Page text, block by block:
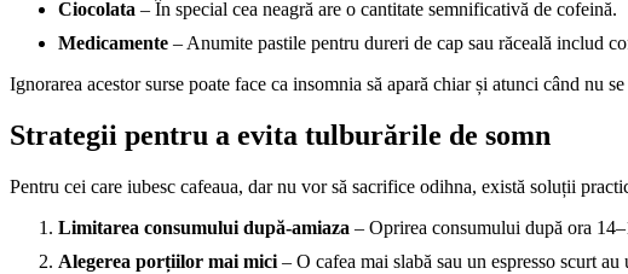
Ciocolata – În special cea neagră are o cantitate semnificativă de cofeină.
Medicamente – Anumite pastile pentru dureri de cap sau răceală includ
Ignorarea acestor surse poate face ca insomnia să apară chiar și atunci când nu
Strategii pentru a evita tulburările de somn
Pentru cei care iubesc cafeaua, dar nu vor să sacrifice odihna, există soluții
Limitarea consumului după-amiaza – Oprirea consumului după ora
Alegerea porțiilor mai mici – O cafea mai slabă sau un espresso scurt